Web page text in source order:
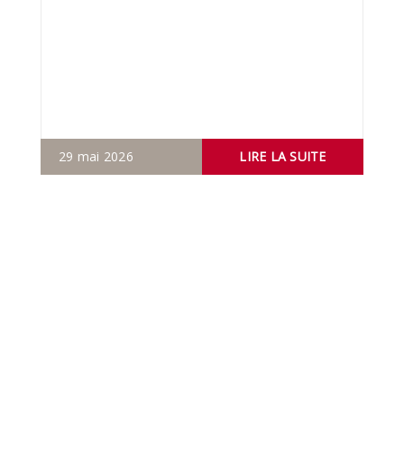
29 mai 2026 LIRE LA SUITE